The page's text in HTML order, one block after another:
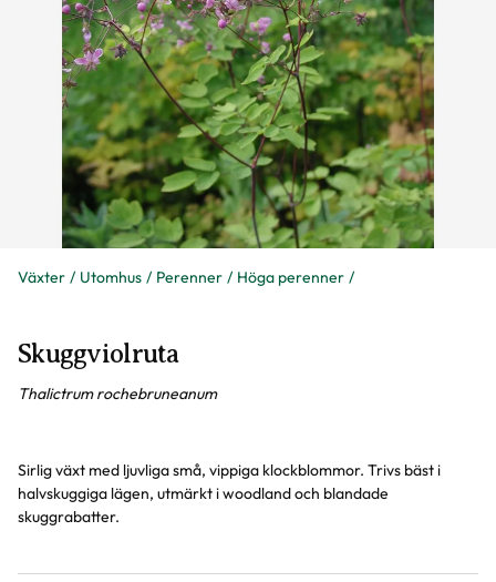
Växter Utomhus Perenner Höga perenner
Skuggviolruta
Thalictrum rochebruneanum
Sirlig växt med ljuvliga små, vippiga klockblommor. Trivs bäst i
halvskuggiga lägen, utmärkt i woodland och blandade
skuggrabatter.